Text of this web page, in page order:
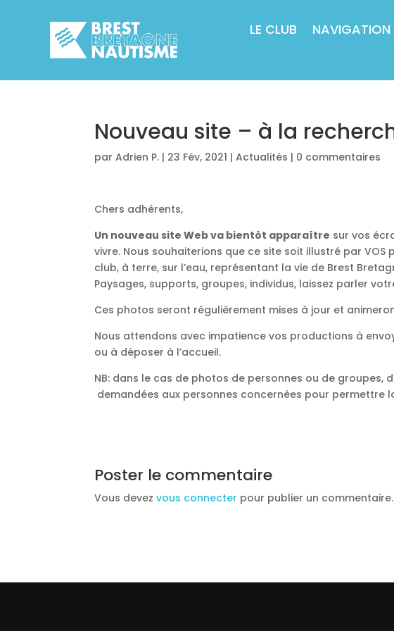
LE CLUB NAVIGATION
Nouveau site – à la
parAdrien P. | 23 Fév, 2021 |Actualités | 0 commentaires
Chers adhérents,
Un nouveau site Web va bientôt apparaître sur vos
vivre. Nous souhaiterions que ce site soit illustré par
club, à terre, sur l’eau, représentant la vie de Brest
Paysages, supports, groupes, individus, laissez parler
Ces photos seront régulièrement mises à jour et
Nous attendons avec impatience vos productions à
ou à déposer à l’accueil.
NB: dans le cas de photos de personnes ou de
demandées aux personnes concernées pour permettre
Poster le commentaire
Vous devezvous connecter pour publier un commentaire.